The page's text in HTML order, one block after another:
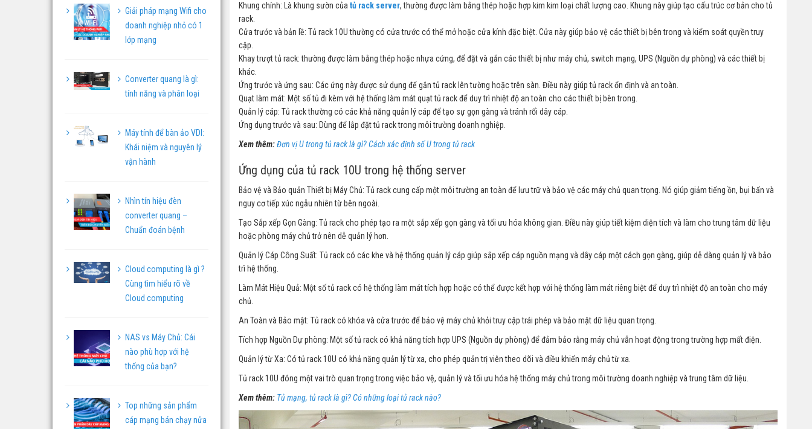
Khung chính: Là khung sườn củatủ rack server, thường được làm bằng thép hoặc hợp kim kim loại chất lượng cao. Khung này giúp tạo cấu trúc cơ bản cho tủ
rack.
Cửa trước và bản lề: Tủ rack 10U thường có cửa trước có thể mở hoặc cửa kính đặc biệt. Cửa này giúp bảo vệ các thiết bị bên trong và kiểm soát quyền truy
cập.
Khay trượt tủ rack: thường được làm bằng thép hoặc nhựa cứng, để đặt và gắn các thiết bị như máy chủ, switch mạng, UPS (Nguồn dự phòng) và các thiết bị
khác.
Ứng trước và ứng sau: Các ứng này được sử dụng để gắn tủ rack lên tường hoặc trên sàn. Điều này giúp tủ rack ổn định và an toàn.
Quạt làm mát: Một số tủ đi kèm với hệ thống làm mát quạt tủ rack để duy trì nhiệt độ an toàn cho các thiết bị bên trong.
Quản lý cáp: Tủ rack thường có các khả năng quản lý cáp để tạo sự gọn gàng và tránh rối dây cáp.
Ứng dụng trước và sau: Dùng để lắp đặt tủ rack trong môi trường doanh nghiệp.
Xem thêm: Đơn vị U trong tủ rack là gì? Cách xác định số U trong tủ rack
Ứng dụng của tủ rack 10U trong hệ thống server
Bảo vệ và Bảo quản Thiết bị Máy Chủ: Tủ rack cung cấp một môi trường an toàn để lưu trữ và bảo vệ các máy chủ quan trọng. Nó giúp giảm tiếng ồn, bụi bẩn và
nguy cơ tiếp xúc ngẫu nhiên từ bên ngoài.
Tạo Sắp xếp Gọn Gàng: Tủ rack cho phép tạo ra một sắp xếp gọn gàng và tối ưu hóa không gian. Điều này giúp tiết kiệm diện tích và làm cho trung tâm dữ liệu
hoặc phòng máy chủ trở nên dễ quản lý hơn.
Quản lý Cáp Công Suất: Tủ rack có các khe và hệ thống quản lý cáp giúp sắp xếp cáp nguồn mạng và dây cáp một cách gọn gàng, giúp dễ dàng quản lý và bảo
trì hệ thống.
Làm Mát Hiệu Quả: Một số tủ rack có hệ thống làm mát tích hợp hoặc có thể được kết hợp với hệ thống làm mát riêng biệt để duy trì nhiệt độ an toàn cho máy
chủ.
An Toàn và Bảo mật: Tủ rack có khóa và cửa trước để bảo vệ máy chủ khỏi truy cập trái phép và bảo mật dữ liệu quan trọng.
Tích hợp Nguồn Dự phòng: Một số tủ rack có khả năng tích hợp UPS (Nguồn dự phòng) để đảm bảo rằng máy chủ vẫn hoạt động trong trường hợp mất điện.
Quản lý từ Xa: Có tủ rack 10U có khả năng quản lý từ xa, cho phép quản trị viên theo dõi và điều khiển máy chủ từ xa.
Tủ rack 10U đóng một vai trò quan trọng trong việc bảo vệ, quản lý và tối ưu hóa hệ thống máy chủ trong môi trường doanh nghiệp và trung tâm dữ liệu.
Xem thêm: Tủ mạng, tủ rack là gì? Có những loại tủ rack nào?
Giải pháp mạng Wifi cho
doanh nghiệp nhỏ có 1
lớp mạng
Converter quang là gì:
tính năng và phân loại
Máy tính để bàn ảo VDI:
Khái niệm và nguyên lý
vận hành
Nhìn tín hiệu đèn
converter quang –
Chuẩn đoán bệnh
Cloud computing là gì ?
Cùng tìm hiểu rõ về
Cloud computing
NAS vs Máy Chủ: Cái
nào phù hợp với hệ
thống của bạn?
Top những sản phẩm
cáp mạng bán chạy nửa